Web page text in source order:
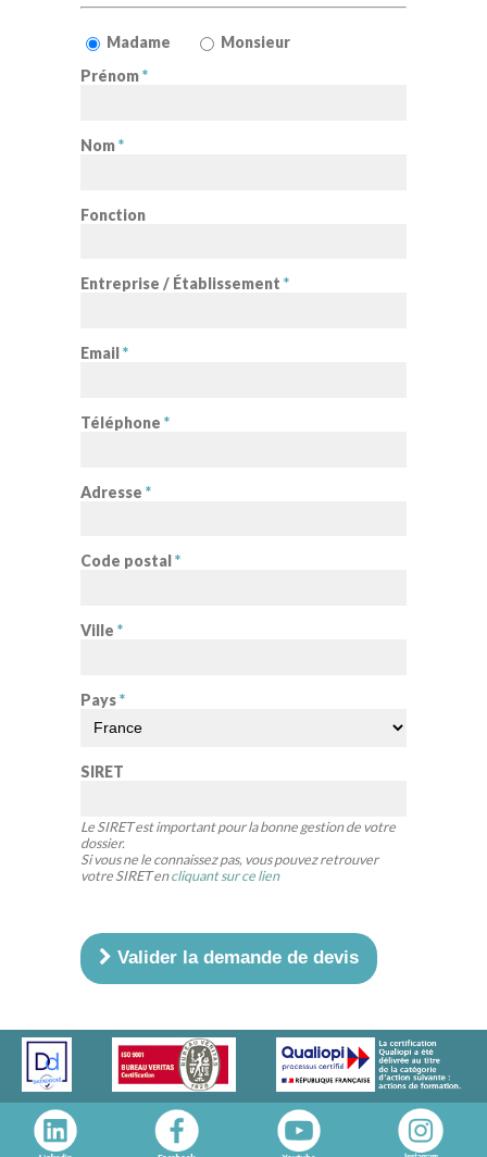
Madame
Monsieur
Prénom*
Nom*
Fonction
Entreprise / Établissement *
Email*
Téléphone *
Adresse *
Code postal *
Ville *
Pays*
SIRET
Le SIRET est important pour la bonne gestion de votre
dossier.
Si vous ne le connaissez pas, vous pouvez retrouver
votre SIRET encliquant sur ce lien
Valider la demande de devis